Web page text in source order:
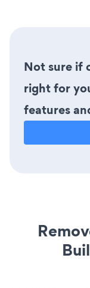
Not sure if
right for
features